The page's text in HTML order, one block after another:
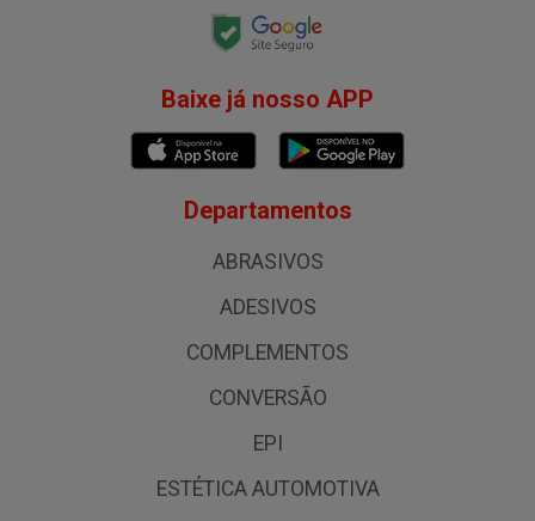
Baixe já nosso APP
Departamentos
ABRASIVOS
ADESIVOS
COMPLEMENTOS
CONVERSÃO
EPI
ESTÉTICA AUTOMOTIVA